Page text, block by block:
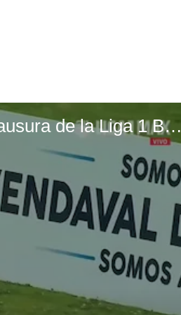
Los tres mejores goles de la fecha 17 del Torneo Clausura de la Liga 1 Betsson | VIDEO